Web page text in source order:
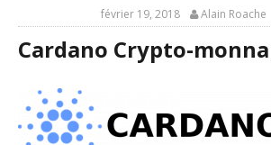
février 19, 2018 Alain Roache
Cardano Crypto-